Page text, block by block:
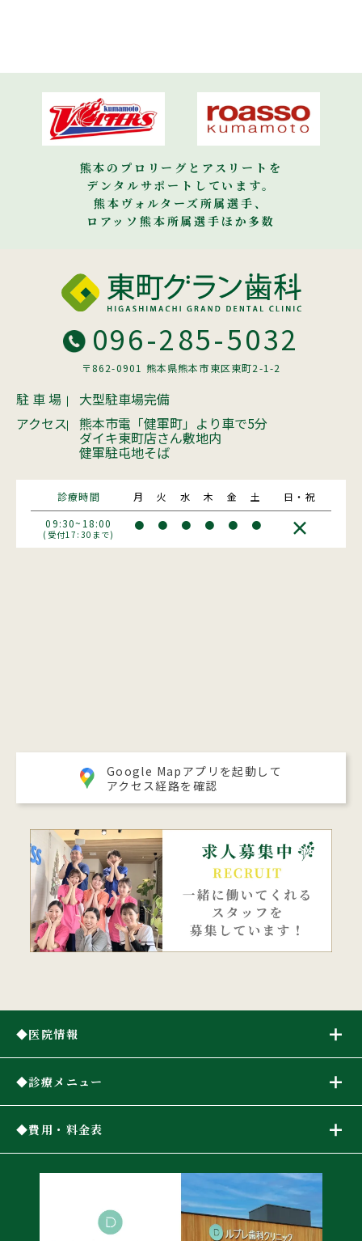
熊本のプロリーグとアスリートを
デンタルサポートしています。
熊本ヴォルターズ所属選手、
ロアッソ熊本所属選手ほか多数
096-285-5032
〒862-0901 熊本県熊本市東区東町2-1-2
駐 車 場
大型駐車場完備
アクセス
熊本市電「健軍町」より車で5分
ダイキ東町店さん敷地内
健軍駐屯地そば
診療時間 月 火 水 木 金 土
日・祝
09:30~18:00
(受付17:30まで)
● ● ● ● ● ● ×
Google Mapアプリを起動して
アクセス経路を確認
医院情報
診療メニュー
費用・料金表